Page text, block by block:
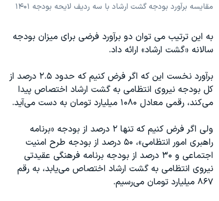
مقایسه برآورد بودجه گشت ارشاد با سه ردیف لایحه بودجه ۱۴۰۱
به این ترتیب می توان دو برآورد فرضی برای میزان بودجه
سالانه «گشت ارشاد» ارائه داد.
برآورد نخست این که اگر فرض کنیم که حدود ۲.۵ درصد از
کل بودجه نیروی انتظامی به گشت ارشاد اختصاص پیدا
می‌کند، رقمی معادل ۱۰۸۰ میلیارد تومان به دست می‌آید.
ولی اگر فرض کنیم که تنها ۲ درصد از بودجه «برنامه
راهبری امور انتظامی»، ۵۰ درصد از بودجه طرح امنیت
اجتماعی و ۳۰ درصد از بودجه برنامه فرهنگی عقیدتی
نیروی انتظامی به گشت ارشاد اختصاص می‌یابد، به رقم
۸۶۷ میلیارد تومان می‌رسیم.